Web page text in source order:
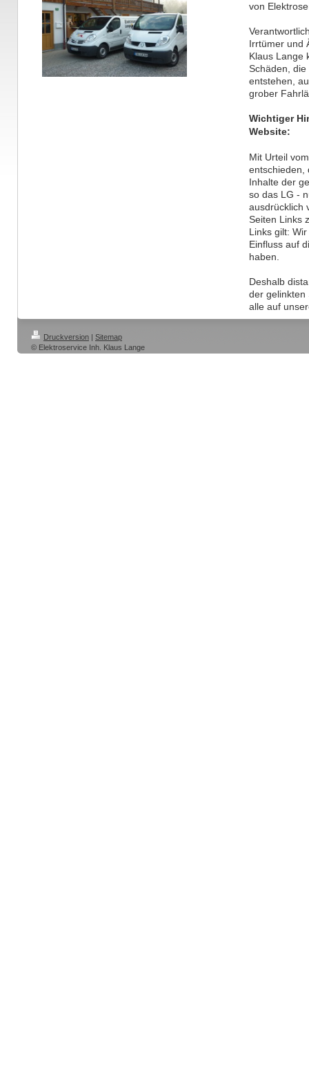
von
Irrtümer und
Klaus Lange
Schäden,
entstehen,
grober
Wichtiger
Website:
Mit Urteil
entschieden,
Inhalte der
so das LG -
ausdrücklich
Seiten Links
Links gilt:
Einfluss auf
haben.
Deshalb
der gelinkten
alle auf
Druckversion | Sitemap
© Elektroservice Inh. Klaus Lange